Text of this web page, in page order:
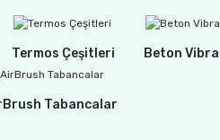
Termos Çeşitleri Beton
Tabancalar